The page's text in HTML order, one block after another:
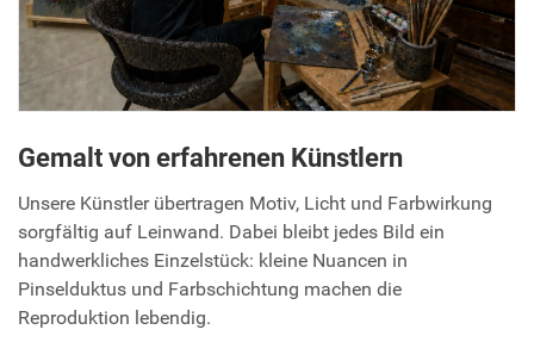
Gemalt von erfahrenen Künstlern
Unsere Künstler übertragen Motiv, Licht und Farbwirkung
sorgfältig auf Leinwand. Dabei bleibt jedes Bild ein
handwerkliches Einzelstück: kleine Nuancen in
Pinselduktus und Farbschichtung machen die
Reproduktion lebendig.